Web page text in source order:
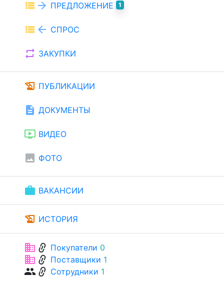
view_list arrow_forward ПРЕДЛОЖЕНИЕ 1
view_list arrow_back СПРОС
repeat ЗАКУПКИ
history_edu ПУБЛИКАЦИИ
description ДОКУМЕНТЫ
ondemand_video ВИДЕО
image ФОТО
work ВАКАНСИИ
history_edu ИСТОРИЯ
businesslink Покупатели 0
businesslink Поставщики 1
grouplink Сотрудники 1